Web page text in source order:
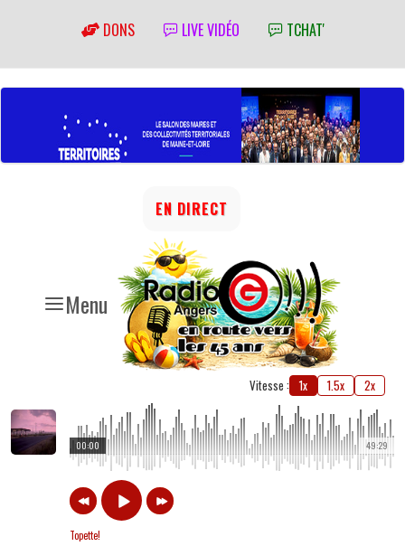
DONS LIVE VIDÉO TCHAT'
Menu
EN DIRECT
Vitesse : 1x 1.5x 2x
49:29
00:00
Topette!